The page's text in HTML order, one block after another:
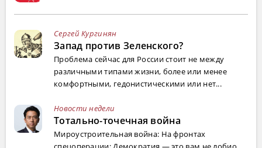
Сергей Кургинян
Запад против Зеленского?
Проблема сейчас для России стоит не между
различными типами жизни, более или менее
комфортными, гедонистическими или нет...
Новости недели
Тотально-точечная война
Мироустроительная война: На фронтах